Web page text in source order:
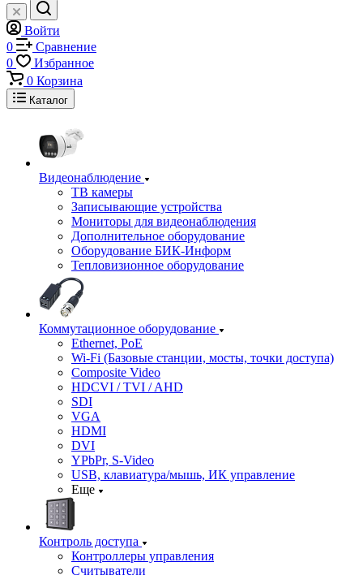
Войти
0
Сравнение
0
Избранное
0 Корзина
Каталог
Видеонаблюдение
ТВ камеры
Записывающие устройства
Мониторы для видеонаблюдения
Дополнительное оборудование
Оборудование БИК-Информ
Тепловизионное оборудование
Коммутационное оборудование
Ethernet, PoE
Wi-Fi (Базовые станции, мосты, точки доступа)
Composite Video
HDCVI / TVI / AHD
SDI
VGA
HDMI
DVI
YPbPr, S-Video
USB, клавиатура/мышь, ИК управление
Еще
Контроль доступа
Контроллеры управления
Считыватели